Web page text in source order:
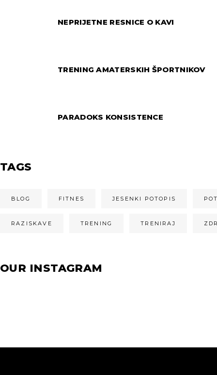
NEPRIJETNE RESNICE O KAVI
TRENING AMATERSKIH ŠPORTNIKOV
PARADOKS KONSISTENCE
TAGS
BLOG FITNES JESENKI POTOPIS
RAZISKAVE TRENING TRENIRAJ
OUR INSTAGRAM